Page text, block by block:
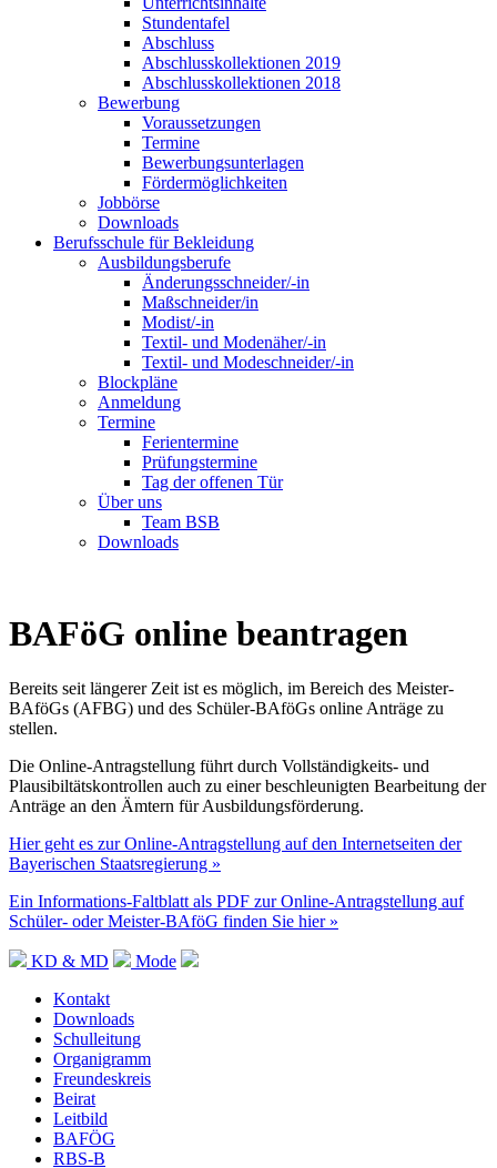
Stundentafel
Abschluss
Abschlusskollektionen 2019
Abschlusskollektionen 2018
Bewerbung
Voraussetzungen
Termine
Bewerbungsunterlagen
Fördermöglichkeiten
Jobbörse
Downloads
Berufsschule für Bekleidung
Ausbildungsberufe
Änderungsschneider/-in
Maßschneider/in
Modist/-in
Textil- und Modenäher/-in
Textil- und Modeschneider/-in
Blockpläne
Anmeldung
Termine
Ferientermine
Prüfungstermine
Tag der offenen Tür
Über uns
Team BSB
Downloads
BAFöG online beantragen
Bereits seit längerer Zeit ist es möglich, im Bereich des Meister-
BAföGs (AFBG) und des Schüler-BAföGs online Anträge zu
stellen.
Die Online-Antragstellung führt durch Vollständigkeits- und
Plausibiltätskontrollen auch zu einer beschleunigten Bearbeitung der
Anträge an den Ämtern für Ausbildungsförderung.
Hier geht es zur Online-Antragstellung auf den Internetseiten der
Bayerischen Staatsregierung »
Ein Informations-Faltblatt als PDF zur Online-Antragstellung auf
Schüler- oder Meister-BAföG finden Sie hier »
KD & MD
Mode
Kontakt
Downloads
Schulleitung
Organigramm
Freundeskreis
Beirat
Leitbild
BAFÖG
RBS-B